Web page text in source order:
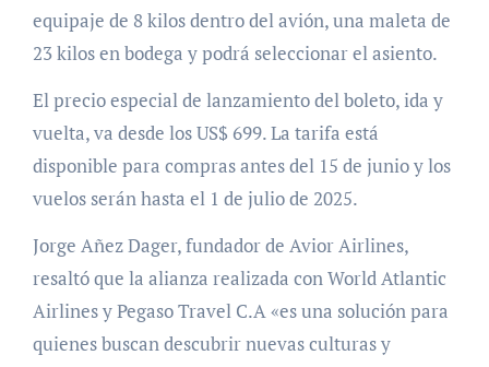
equipaje de 8 kilos dentro del avión, una maleta de
23 kilos en bodega y podrá seleccionar el asiento.
El precio especial de lanzamiento del boleto, ida y
vuelta, va desde los US$ 699. La tarifa está
disponible para compras antes del 15 de junio y los
vuelos serán hasta el 1 de julio de 2025.
Jorge Añez Dager, fundador de Avior Airlines,
resaltó que la alianza realizada con World Atlantic
Airlines y Pegaso Travel C.A «es una solución para
quienes buscan descubrir nuevas culturas y